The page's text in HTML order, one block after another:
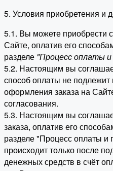
5. Условия приобретения и
5.1. Вы можете приобрести
Сайте, оплатив его
разделе "Процесс оплаты
5.2. Настоящим вы
способ оплаты не
оформления заказа на
согласования.
5.3. Настоящим вы
заказа, оплатив его
разделе "Процесс оплаты и
происходит только после
денежных средств в счёт